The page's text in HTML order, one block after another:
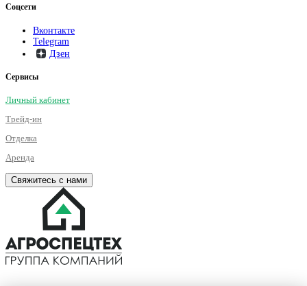
Соцсети
Вконтакте
Telegram
Дзен
Сервисы
Личный кабинет
Трейд-ин
Отделка
Аренда
Свяжитесь с нами